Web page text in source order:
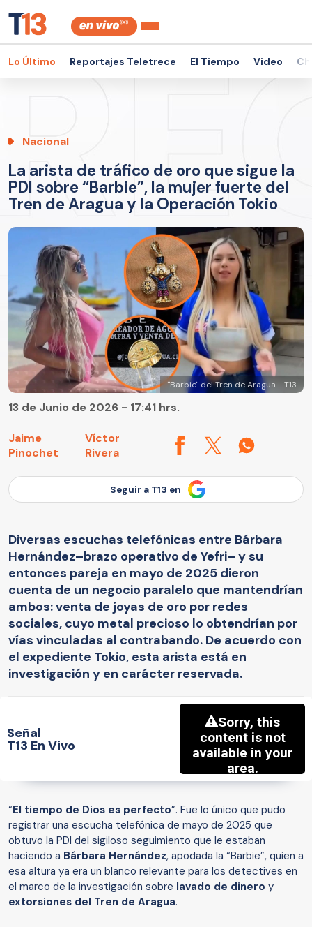
Lo Último Reportajes Teletrece El Tiempo Video
Nacional
La arista de tráfico de oro que sigue la
PDI sobre “Barbie”, la mujer fuerte del
Tren de Aragua y la Operación Tokio
"Barbie" del Tren de Aragua - T13
Jaime
Pinochet
Víctor
Rivera
13 de Junio de 2026 - 17:41 hrs.
Seguir a T13 en
Diversas escuchas telefónicas entre Bárbara
Hernández–brazo operativo de Yefri– y su
entonces pareja en mayo de 2025 dieron
cuenta de un negocio paralelo que mantendrían
ambos: venta de joyas de oro por redes
sociales, cuyo metal precioso lo obtendrían por
vías vinculadas al contrabando. De acuerdo con
el expediente Tokio, esta arista está en
investigación y en carácter reservada.
Señal
T13 En Vivo
“El tiempo de Dios es perfecto”. Fue lo único que pudo
registrar una escucha telefónica de mayo de 2025 que
obtuvo la PDI del sigiloso seguimiento que le estaban
haciendo a Bárbara Hernández, apodada la “Barbie”, quien a
esa altura ya era un blanco relevante para los detectives en
el marco de la investigación sobre lavado de dinero y
extorsiones del Tren de Aragua.